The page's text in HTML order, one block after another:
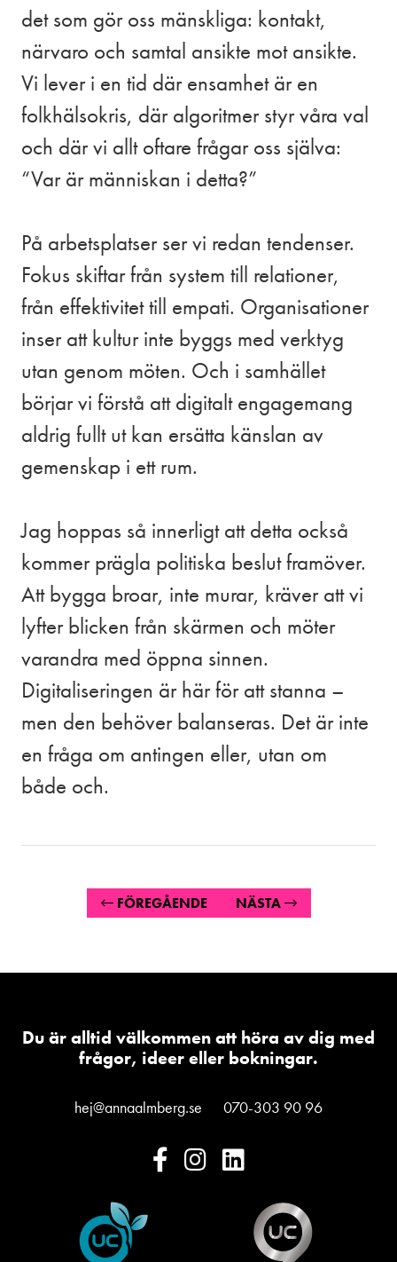
det som gör oss mänskliga: kontakt,
närvaro och samtal ansikte mot ansikte.
Vi lever i en tid där ensamhet är en
folkhälsokris, där algoritmer styr våra val
och där vi allt oftare frågar oss själva:
“Var är människan i detta?”
På arbetsplatser ser vi redan tendenser.
Fokus skiftar från system till relationer,
från effektivitet till empati. Organisationer
inser att kultur inte byggs med verktyg
utan genom möten. Och i samhället
börjar vi förstå att digitalt engagemang
aldrig fullt ut kan ersätta känslan av
gemenskap i ett rum.
Jag hoppas så innerligt att detta också
kommer prägla politiska beslut framöver.
Att bygga broar, inte murar, kräver att vi
lyfter blicken från skärmen och möter
varandra med öppna sinnen.
Digitaliseringen är här för att stanna –
men den behöver balanseras. Det är inte
en fråga om antingen eller, utan om
både och.
FÖREGÅENDE NÄSTA
Du är alltid välkommen att höra av dig med
frågor, ideer eller bokningar.
hej@annaalmberg.se 070-303 90 96